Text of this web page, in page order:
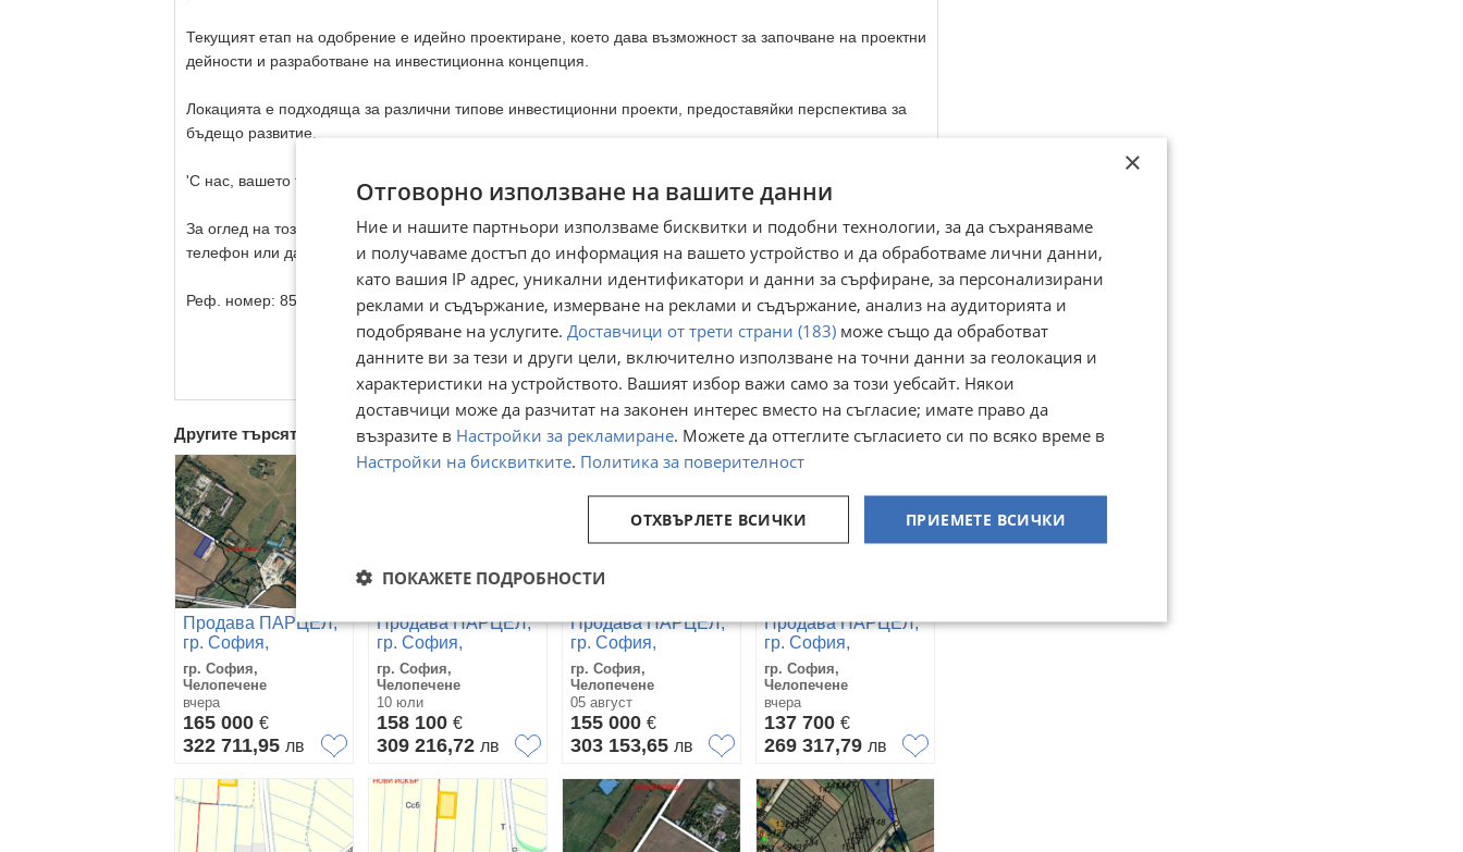
Текущият етап на одобрение е идейно проектиране, което дава възможност за започване на проектни
дейности и разработване на инвестиционна концепция.
Локацията е подходяща за различни типове инвестиционни проекти, предоставяйки перспектива за
бъдещо развитие.
'С нас, вашето търсене на имот завършва с усмивка.'
За оглед на този и други атрактивни имоти, не се колебайте да се свържете с нас на посочения
телефон или да ни изпратите запитване чрез формата на сайта.
Реф. номер: 85345.
Преглеждания:367
☆
☆
☆
☆
☆
Другите търсят също
Продава ПАРЦЕЛ,
гр. София,
Челопечене
гр. София,
Челопечене
вчера
165 000 €
322 711,95 лв
Продава ПАРЦЕЛ,
гр. София,
Челопечене
гр. София,
Челопечене
10 юли
158 100 €
309 216,72 лв
Продава ПАРЦЕЛ,
гр. София,
Челопечене
гр. София,
Челопечене
05 август
155 000 €
303 153,65 лв
Продава ПАРЦЕЛ,
гр. София,
Челопечене
гр. София,
Челопечене
вчера
137 700 €
269 317,79 лв
×
Отговорно използване на вашите данни
Ние и нашите партньори използваме бисквитки и подобни технологии, за да съхраняваме
и получаваме достъп до информация на вашето устройство и да обработваме лични данни,
като вашия IP адрес, уникални идентификатори и данни за сърфиране, за персонализирани
реклами и съдържание, измерване на реклами и съдържание, анализ на аудиторията и
подобряване на услугите. Доставчици от трети страни (183) може също да обработват
данните ви за тези и други цели, включително използване на точни данни за геолокация и
характеристики на устройството. Вашият избор важи само за този уебсайт. Някои
доставчици може да разчитат на законен интерес вместо на съгласие; имате право да
възразите в Настройки за рекламиране. Можете да оттеглите съгласието си по всяко време в
Настройки на бисквитките. Политика за поверителност
ПРИЕМЕТЕ ВСИЧКИ
ОТХВЪРЛЕТЕ ВСИЧКИ
ПОКАЖЕТЕ ПОДРОБНОСТИ